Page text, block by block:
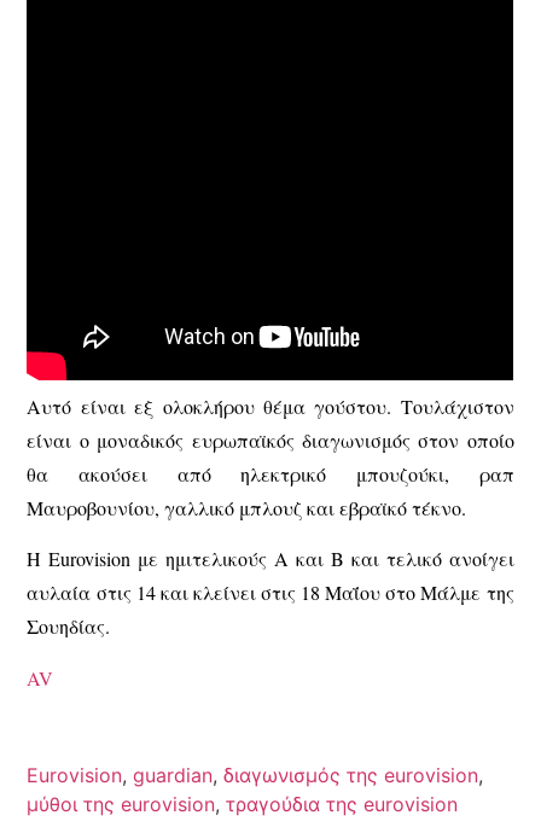
Αυτό είναι εξ ολοκλήρου θέμα γούστου. Τουλάχιστον
είναι ο μοναδικός ευρωπαϊκός διαγωνισμός στον οποίο
θα ακούσει από ηλεκτρικό μπουζούκι, ραπ
Μαυροβουνίου, γαλλικό μπλουζ και εβραϊκό τέκνο.
H Eurovision με ημιτελικούς Α και Β και τελικό ανοίγει
αυλαία στις 14 και κλείνει στις 18 Μαΐου στο Μάλμε της
Σουηδίας.
AV
Eurovision,guardian,διαγωνισμός της eurovision,
μύθοι της eurovision,τραγούδια της eurovision